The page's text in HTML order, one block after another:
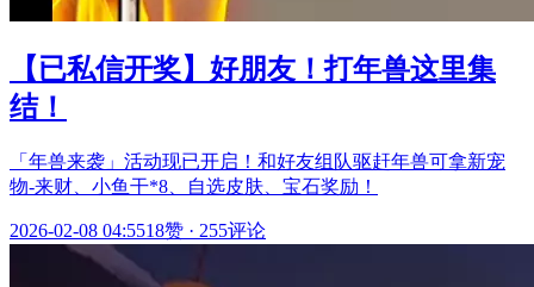
【已私信开奖】好朋友！打年兽这里集
结！
「年兽来袭」活动现已开启！和好友组队驱赶年兽可拿新宠
物-来财、小鱼干*8、自选皮肤、宝石奖励！
2026-02-08 04:5518赞 · 255评论